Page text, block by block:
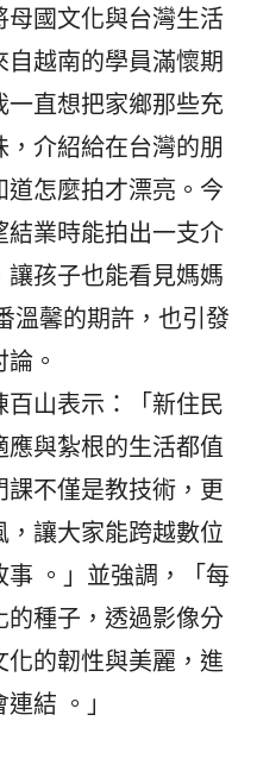
母國文化與台灣生活
越南的學員滿懷期
直想把家鄉那些充
介紹給在台灣的朋
怎麼拍才漂亮。今
結業時能拍出一支介
孩子也能看見媽媽
溫馨的期許，也引發
。
山表示：「新住民
與紮根的生活都值
不僅是教技術，更
讓大家能跨越數位
事 。」並強調，「每
種子，透過影像分
的韌性與美麗，進
結 。」